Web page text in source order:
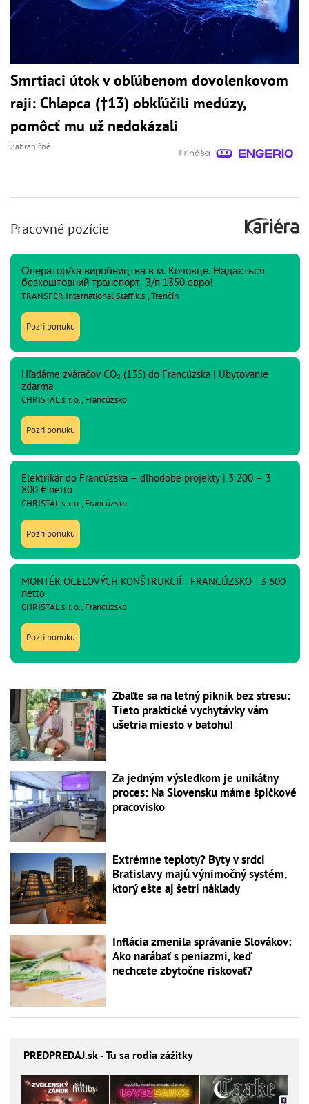
Smrtiaci útok v obľúbenom dovolenkovom
raji: Chlapca (†13) obkľúčili medúzy,
pomôcť mu už nedokázali
Zahraničné
Pracovné pozície
Оператор/ка виробництва в м. Кочовце. Надається
безкоштовний транспорт. З/п 1350 євро!
TRANSFER International Staff k.s., Trenčín
Pozri ponuku
Hľadáme zváračov CO₂ (135) do Francúzska | Ubytovanie
zdarma
CHRISTAL s. r. o., Francúzsko
Pozri ponuku
Elektrikár do Francúzska – dlhodobé projekty | 3 200 – 3
800 € netto
CHRISTAL s. r. o., Francúzsko
Pozri ponuku
MONTÉR OCEĽOVÝCH KONŠTRUKCIÍ - FRANCÚZSKO - 3 600
netto
CHRISTAL s. r. o., Francúzsko
Pozri ponuku
Zbaľte sa na letný piknik bez stresu:
Tieto praktické vychytávky vám
ušetria miesto v batohu!
Za jedným výsledkom je unikátny
proces: Na Slovensku máme špičkové
pracovisko
Extrémne teploty? Byty v srdci
Bratislavy majú výnimočný systém,
ktorý ešte aj šetrí náklady
Inflácia zmenila správanie Slovákov:
Ako narábať s peniazmi, keď
nechcete zbytočne riskovať?
PREDPREDAJ.sk - Tu sa rodia zážitky